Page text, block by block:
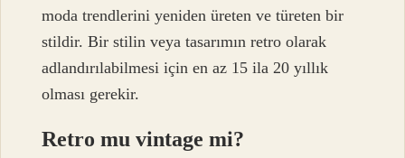
moda trendlerini yeniden üreten ve türeten bir
stildir. Bir stilin veya tasarımın retro olarak
adlandırılabilmesi için en az 15 ila 20 yıllık
olması gerekir.
Retro mu vintage mi?